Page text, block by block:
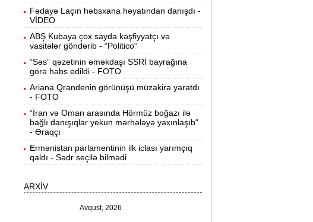
14:59
Pərvin Abıyeva son görünüşü diqqət
çəkdi -
14:43
Bakıda 70 min manatlıq naqil
oğurlayan şəxs tutuldu -VİDEO
14:26
Samir Şərifova yeni vəzifə verildi -
Prezident Sərəncam imzaladı
14:11 Tovuzda qadın qətlə yetirildi -Şübhəli
qardaşı oğludur
13:56 39 dərəcə isti olacaq -Sabaha olan
hava proqnozu
13:40
Prezident bu səfirlərin yerini dəyişdi -
Fədayə Laçın həbsxana həyatından danışdı -
VİDEO
ABŞ Kubaya çox sayda kəşfiyyatçı və
vasitələr göndərib - “Politico“
“Səs” qəzetinin əməkdaşı SSRİ bayrağına
görə həbs edildi - FOTO
Ariana Qrandenin görünüşü müzakirə yaratdı
- FOTO
“İran və Oman arasında Hörmüz boğazı ilə
bağlı danışıqlar yekun mərhələyə yaxınlaşıb“
- Əraqçı
Ermənistan parlamentinin ilk iclası yarımçıq
qaldı - Sədr seçilə bilmədi
ARXİV
Avqust, 2026